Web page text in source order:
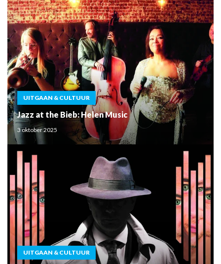
UITGAAN & CULTUUR
Jazz at the Bieb: Helen Music
3 oktober 2025
UITGAAN & CULTUUR